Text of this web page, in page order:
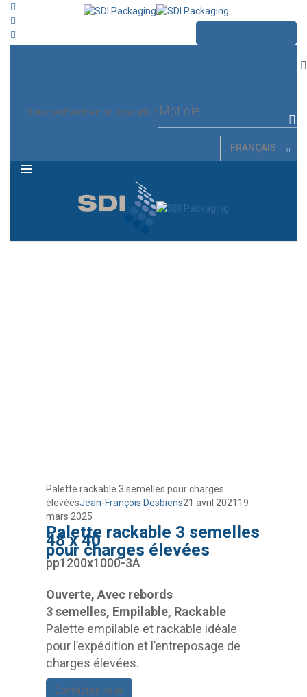
Vous recherchez un produits ?
FRANÇAIS
Palette rackable 3 semelles pour charges
élevéesJean-François Desbiens21 avril 2021 19
mars 2025
Palette rackable 3 semelles
pour charges élevées
48 x 40
pp1200x1000-3A
Ouverte, Avec rebords
3 semelles, Empilable, Rackable
Palette empilable et rackable idéale
pour l’expédition et l’entreposage de
charges élevées.
Contactez nous